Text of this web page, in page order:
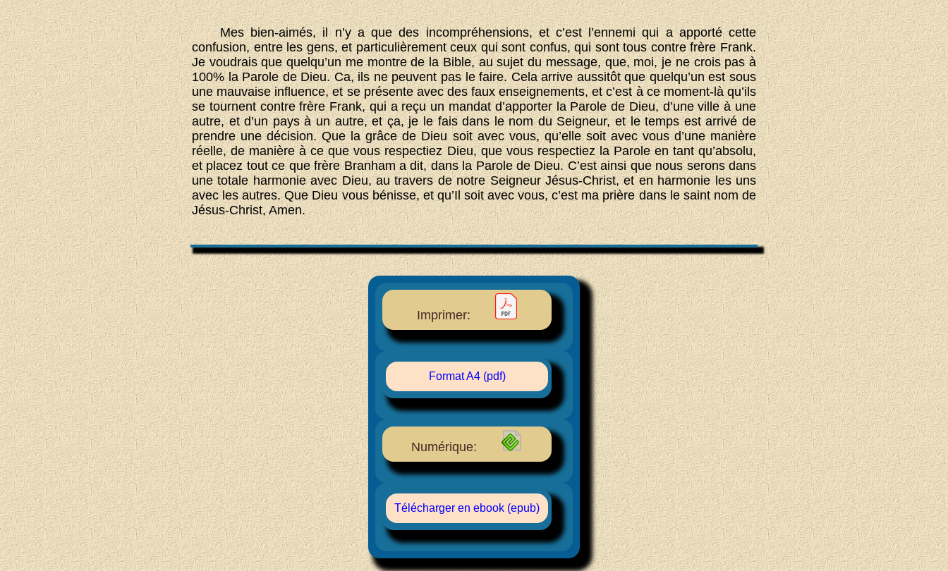
Mes bien-aimés, il n’y a que des incompréhensions, et c’est l’ennemi qui a apporté cette
confusion, entre les gens, et particulièrement ceux qui sont confus, qui sont tous contre frère Frank.
Je voudrais que quelqu’un me montre de la Bible, au sujet du message, que, moi, je ne crois pas à
100% la Parole de Dieu. Ca, ils ne peuvent pas le faire. Cela arrive aussitôt que quelqu’un est sous
une mauvaise influence, et se présente avec des faux enseignements, et c’est à ce moment-là qu’ils
se tournent contre frère Frank, qui a reçu un mandat d’apporter la Parole de Dieu, d’une ville à une
autre, et d’un pays à un autre, et ça, je le fais dans le nom du Seigneur, et le temps est arrivé de
prendre une décision. Que la grâce de Dieu soit avec vous, qu’elle soit avec vous d’une manière
réelle, de manière à ce que vous respectiez Dieu, que vous respectiez la Parole en tant qu’absolu,
et placez tout ce que frère Branham a dit, dans la Parole de Dieu. C’est ainsi que nous serons dans
une totale harmonie avec Dieu, au travers de notre Seigneur Jésus-Christ, et en harmonie les uns
avec les autres. Que Dieu vous bénisse, et qu’Il soit avec vous, c’est ma prière dans le saint nom de
Jésus-Christ, Amen.
Imprimer:
Format A4 (pdf)
Numérique:
Télécharger en ebook (epub)